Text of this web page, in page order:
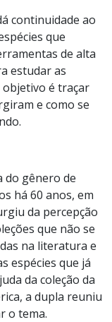
continuidade ao
que
de alta
estudar as
objetivo é traçar
e como se
do gênero de
há 60 anos, em
da percepção
que não se
na literatura e
espécies que já
da coleção da
a dupla reuniu
o tema.